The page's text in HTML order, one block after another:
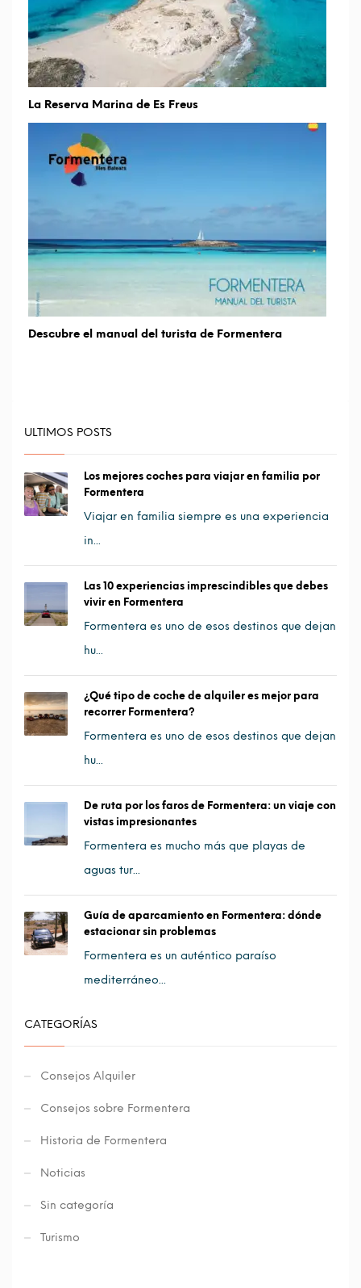
La Reserva Marina de Es Freus
Descubre el manual del turista de Formentera
ULTIMOS POSTS
Los mejores coches para viajar en familia por
Formentera
Viajar en familia siempre es una experiencia
in...
Las 10 experiencias imprescindibles que debes
vivir en Formentera
Formentera es uno de esos destinos que dejan
hu...
¿Qué tipo de coche de alquiler es mejor para
recorrer Formentera?
Formentera es uno de esos destinos que dejan
hu...
De ruta por los faros de Formentera: un viaje con
vistas impresionantes
Formentera es mucho más que playas de
aguas tur...
Guía de aparcamiento en Formentera: dónde
estacionar sin problemas
Formentera es un auténtico paraíso
mediterráneo...
CATEGORÍAS
Consejos Alquiler
Consejos sobre Formentera
Historia de Formentera
Noticias
Sin categoría
Turismo